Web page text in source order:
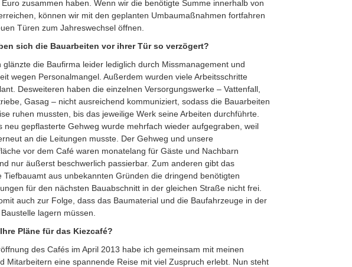
zusammen haben. Wenn wir die benötigte Summe innerhalb von
können wir mit den geplanten Umbaumaßnahmen fortfahren
Türen zum Jahreswechsel öffnen.
sich die Bauarbeiten vor ihrer Tür so verzögert?
glänzte die Baufirma leider lediglich durch Missmanagement und
wegen Personalmangel. Außerdem wurden viele Arbeitsschritte
Desweiteren haben die einzelnen Versorgungswerke – Vattenfall,
Gasag – nicht ausreichend kommuniziert, sodass die Bauarbeiten
ruhen mussten, bis das jeweilige Werk seine Arbeiten durchführte.
neu gepflasterte Gehweg wurde mehrfach wieder aufgegraben, weil
an die Leitungen musste. Der Gehweg und unsere
vor dem Café waren monatelang für Gäste und Nachbarn
nur äußerst beschwerlich passierbar. Zum anderen gibt das
Tiefbauamt aus unbekannten Gründen die dringend benötigten
für den nächsten Bauabschnitt in der gleichen Straße nicht frei.
auch zur Folge, dass das Baumaterial und die Baufahrzeuge in der
lagern müssen.
Pläne für das Kiezcafé?
des Cafés im April 2013 habe ich gemeinsam mit meinen
Mitarbeitern eine spannende Reise mit viel Zuspruch erlebt. Nun steht